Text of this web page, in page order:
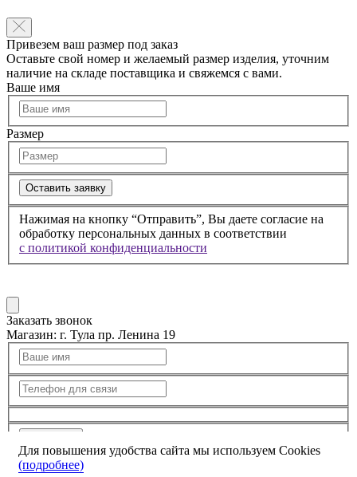
Привезем ваш размер под заказ
Оставьте свой номер и желаемый размер изделия, уточним
наличие на складе поставщика и свяжемся с вами.
Ваше имя
Размер
Оставить заявку
Нажимая на кнопку “Отправить”, Вы даете согласие на
обработку персональных данных в соответствии
с политикой конфиденциальности
Заказать звонок
Магазин: г. Тула пр. Ленина 19
Для повышения удобства сайта мы используем Cookies
(подробнее)